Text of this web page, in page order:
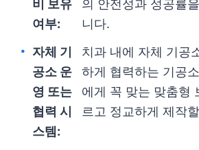
비 보유
여부:
의 안전성과 성공률
니다.
자체 기
공소 운
영 또는
협력 시
스템:
치과 내에 자체 기공
하게 협력하는 기공
에게 꼭 맞는 맞춤형
르고 정교하게 제작